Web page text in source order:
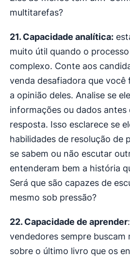
multitarefas?
21. Capacidade analítica:
muito útil quando o
complexo. Conte aos
venda desafiadora que você
a opinião deles. Analise se
informações ou dados antes
resposta. Isso esclarece se
habilidades de resolução de
se sabem ou não escutar
entenderam bem a história
Será que são capazes de
mesmo sob pressão?
22. Capacidade de aprender
vendedores sempre buscam
sobre o último livro que os